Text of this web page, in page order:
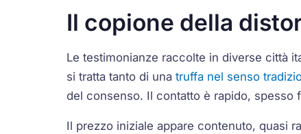
Il copione della
Le testimonianze raccolte in diverse città
si tratta tanto di unatruffa nel senso
del consenso. Il contatto è rapido, spesso
Il prezzo iniziale appare contenuto, quasi